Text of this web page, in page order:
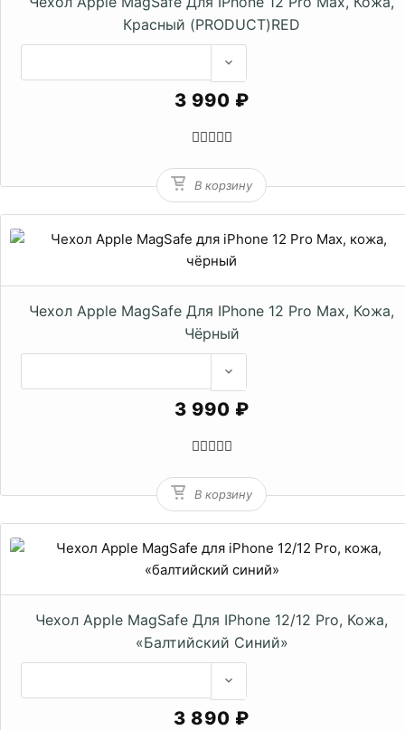
Красный (PRODUCT)RED
3 990 ₽
В корзину
Чехол Apple MagSafe Для IPhone 12 Pro Max, Кожа,
Чёрный
3 990 ₽
В корзину
Чехол Apple MagSafe Для IPhone 12/12 Pro, Кожа,
«балтийский Синий»
3 890 ₽